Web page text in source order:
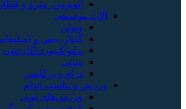
اتوبوس، مترو و قطار
آلات موسیقی
ویولن
گیتار، بیس و امپلیفایر
پیانو/کیبورد/آکاردئون
سنتی
درام و پرکاشن
ورزش و تناسب اندام
ورزش‌های توپی